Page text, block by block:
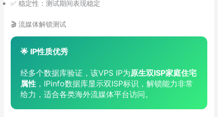
✅ 稳定性：测试期间表现稳定
🎬 流媒体解锁测试
🌟 IP性质优秀
经多个数据库验证，该VPS IP为原生双ISP家庭住宅
属性，IPinfo数据库显示双ISP标识，解锁能力非常
给力，适合各类海外流媒体平台访问。